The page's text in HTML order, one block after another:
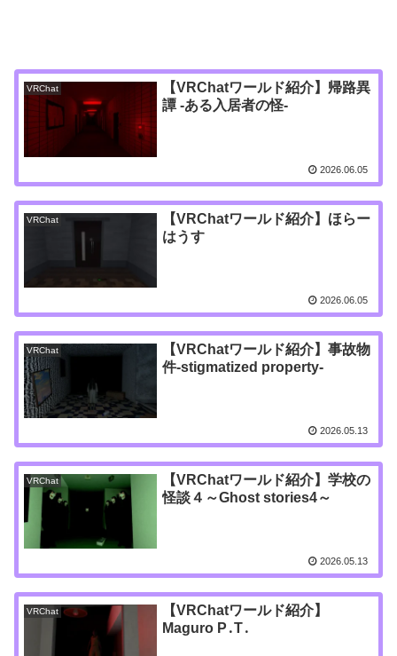
VRChat
【VRChatワールド紹介】帰路異
譚 -ある入居者の怪-
2026.06.05
VRChat
【VRChatワールド紹介】ほらー
はうす
2026.06.05
VRChat
【VRChatワールド紹介】事故物
件-stigmatized property-
2026.05.13
VRChat
【VRChatワールド紹介】学校の
怪談４～Ghost stories4～
2026.05.13
VRChat
【VRChatワールド紹介】
Maguro P․T․